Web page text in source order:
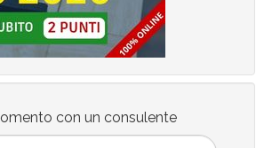
con un consulente